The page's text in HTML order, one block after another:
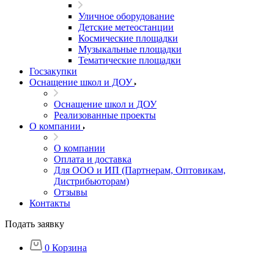
Уличное оборудование
Детские метеостанции
Космические площадки
Музыкальные площадки
Тематические площадки
Госзакупки
Оснащение школ и ДОУ
Оснащение школ и ДОУ
Реализованные проекты
О компании
О компании
Оплата и доставка
Для ООО и ИП (Партнерам, Оптовикам,
Дистрибьюторам)
Отзывы
Контакты
Подать заявку
0 Корзина